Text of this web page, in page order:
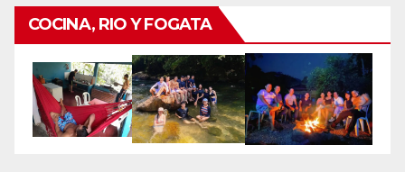
COCINA, RIO Y FOGATA